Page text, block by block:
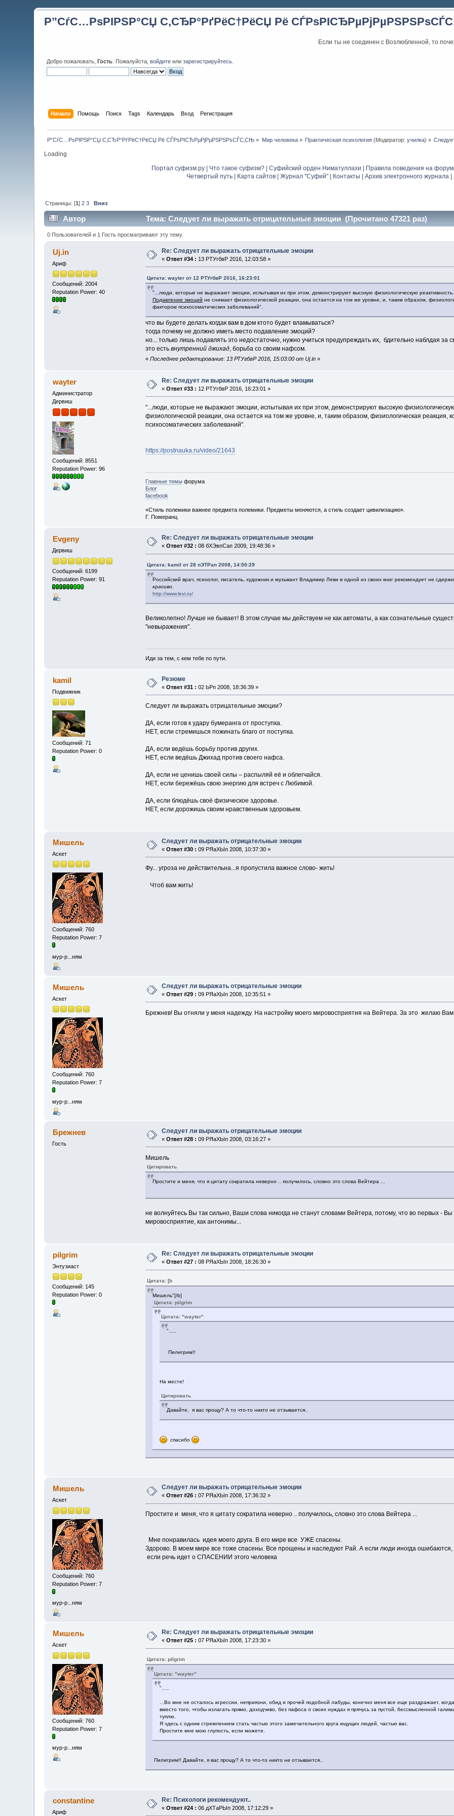
Р”СѓС…РѕРІРЅР°СЏ С‚СЂР°РґРёС†РёСЏ Рё
Если ты не соединен с Возлюбленной, то
Добро пожаловать,Гость . Пожалуйста,войдите илизарегистрируйтесь
Начало Помощь Поиск Tags Календарь Вход Регистрация
Р”СѓС…РѕРІРЅР°СЏ С‚СЂР°РґРёС†РёСЏ Рё СЃРѕРІСЂРµРјРµРЅРЅРѕСЃС‚СЊ » Мир человека» Практическая психология (Модератор:училка) »
Loading
Портал суфизм.ру Что такое суфизм? Суфийский орден Ниматуллахи Правила поведения на
Четвертый путь| Карта сайтов| Журнал "Суфий"| Контакты Архив электронного журнала|
Страницы: [1]2 3 Вниз
Автор Тема: Следует ли выражать отрицательные эмоции (Прочитано 47321 раз)
0 Пользователей и 1 Гость просматривают эту тему.
Uj.in
Ариф
Сообщений: 2004
Reputation Power: 40
Re: Следует ли выражать отрицательные эмоции
«Ответ #34 : 13 РТУгбвР 2016, 12:03:58 »
Цитата: wayter от 12 РТУгбвР 2016, 16:23:01
"...люди, которые не выражают эмоции, испытывая их при этом, демонстрируют высокую физиологическую реактивность.
Подавление эмоций не снимает физиологической реакции, она остается на том же уровне, и, таким образом,
фактором психосоматических заболеваний".
что вы будете делать когдак вам в дом ктото будет вламываться?
тогда почему не должно иметь место подавление эмоций?
но... только лишь подавлять это недостаточно, нужно учиться предупреждать их, бдительно наблдая за
это есть внутренний джихад, борьба со своим нафсом.
« Последнее редактирование: 13 РТУгбвР 2016, 15:03:00 от Uj.in»
wayter
Администратор
Дервиш
Сообщений: 8551
Reputation Power: 96
Re: Следует ли выражать отрицательные эмоции
«Ответ #33 : 12 РТУгбвР 2016, 16:23:01 »
"...люди, которые не выражают эмоции, испытывая их при этом, демонстрируют высокую
физиологической реакции, она остается на том же уровне, и, таким образом, физиологическая реакция,
психосоматических заболеваний".
https://postnauka.ru/video/21643
Главные темыфорума
Блог
facebook
«Стиль полемики важнее предмета полемики. Предметы меняются, а стиль создает цивилизацию».
Г. Померанц
Evgeny
Дервиш
Сообщений: 6199
Reputation Power: 91
Re: Следует ли выражать отрицательные эмоции
«Ответ #32 : 08 бХЭвпСап 2009, 19:48:36 »
Цитата: kamil от 28 пЭТРап 2008, 14:50:29
Российский врач, психолог, писатель, художник и музыкант Владимир Леви в одной из своих книг рекомендует не
красиво.
http://www.levi.ru/
Великолепно! Лучше не бывает! В этом случае мы действуем не как автоматы, а как сознательные
"невыражения".
Иди за тем, с кем тебе по пути.
kamil
Подвижник
Сообщений: 71
Reputation Power: 0
Резюме
«Ответ #31 : 02 ЬРп 2008, 18:36:39 »
Следует ли выражать отрицательные эмоции?
ДА, если готов к удару бумеранга от проступка.
НЕТ, если стремишься пожинать благо от поступка.
ДА, если ведёшь борьбу против других.
НЕТ, если ведёшь Джихад против своего нафса.
ДА, если не ценишь своей силы – распыляй её и облегчайся.
НЕТ, если бережёшь свою энергию для встреч с Любимой.
ДА, если блюдёшь своё физическое здоровье.
НЕТ, если дорожишь своим нравственным здоровьем.
Мишель
Аскет
Сообщений: 760
Reputation Power: 7
мур-р...ням
Следует ли выражать отрицательные эмоции
«Ответ #30 : 09 РЯаХЫп 2008, 10:37:30 »
Фу... угроза не действительна...я пропустила важное слово- жить!
Чтоб вам жить!
Мишель
Аскет
Сообщений: 760
Reputation Power: 7
мур-р...ням
Следует ли выражать отрицательные эмоции
«Ответ #29 : 09 РЯаХЫп 2008, 10:35:51 »
Брежнев! Вы отняли у меня надежду. На настройку моего мировосприятия на Вейтера. За это желаю
Брежнев
Гость
Следует ли выражать отрицательные эмоции
«Ответ #28 : 09 РЯаХЫп 2008, 03:16:27 »
Мишель
Цитировать
Простите и меня, что я цитату сократила неверно .. получилось, словно это слова Вейтера ...
не волнуйтесь Вы так сильно, Ваши слова никогда не станут словами Вейтера, потому, что во первыx -
мировосприятие, как антонимы...
pilgrim
Энтузиаст
Сообщений: 145
Reputation Power: 0
Re: Следует ли выражать отрицательные эмоции
«Ответ #27 : 08 РЯаХЫп 2008, 18:26:30 »
Цитата: [b
Мишель"[/b]
Цитата: pilgrim
Цитата: "wayter"
".....
Пилигрим!!
На месте!
Цитировать
Давайте, я вас прощу? А то что-то никто не отзывается..
спасибо
Мишель
Аскет
Сообщений: 760
Reputation Power: 7
мур-р...ням
Следует ли выражать отрицательные эмоции
«Ответ #26 : 07 РЯаХЫп 2008, 17:36:32 »
Простите и меня, что я цитату сократила неверно .. получилось, словно это слова Вейтера ...
Мне понравилась идея моего друга. В его мире все УЖЕ спасены.
Здорово. В моем мире все тоже спасены. Все прощены и наследуют Рай. А если люди иногда ошибаются,
если речь идет о СПАСЕНИИ этого человека
Мишель
Аскет
Сообщений: 760
Reputation Power: 7
мур-р...ням
Re: Следует ли выражать отрицательные эмоции
«Ответ #25 : 07 РЯаХЫп 2008, 17:23:30 »
Цитата: pilgrim
Цитата: "wayter"
".....
...Во мне не осталось агрессии, неприязни, обид и прочей подобной лабуды, конечно меня все еще раздражает,
вместо того, чтобы излагать прямо, доходчиво, без пафоса о своих нуждах я прячусь за пустой, бессмысленной
туплю.
Я здесь с одним стремлением стать частью этого замечательного круга ищущих людей, частью вас.
Простите мне мою глупость, если можете.
Пилигрим!! Давайте, я вас прощу? А то что-то никто не отзывается..
constantine
Ариф
Re: Психологи рекомендуют..
«Ответ #24 : 06 дХТаРЫп 2008, 17:12:29 »